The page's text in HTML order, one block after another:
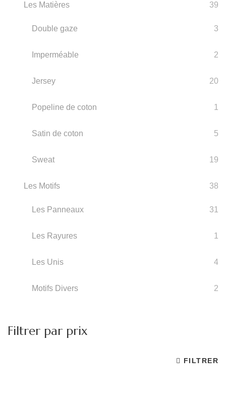
Les Matières 39
Double gaze 3
Imperméable 2
Jersey 20
Popeline de coton 1
Satin de coton 5
Sweat 19
Les Motifs 38
Les Panneaux 31
Les Rayures 1
Les Unis 4
Motifs Divers 2
Filtrer par prix
FILTRER